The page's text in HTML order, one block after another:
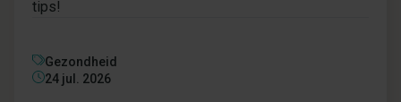
tips!
Gezondheid
24 jul. 2026